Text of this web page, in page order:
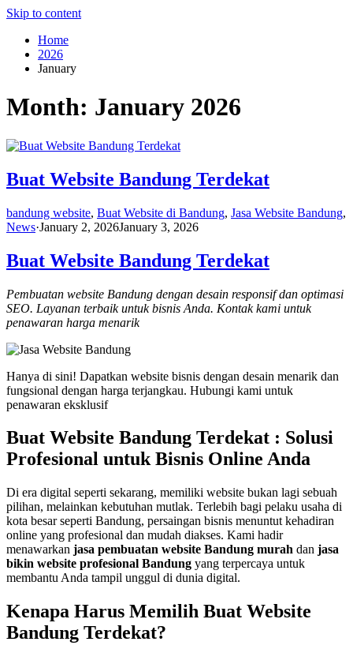
Skip to content
Home
2026
January
Month: January 2026
Buat Website Bandung Terdekat
bandung website, Buat Website di Bandung, Jasa Website Bandung,
News·January 2, 2026January 3, 2026
Buat Website Bandung Terdekat
Pembuatan website Bandung dengan desain responsif dan optimasi
SEO. Layanan terbaik untuk bisnis Anda. Kontak kami untuk
penawaran harga menarik
Hanya di sini! Dapatkan website bisnis dengan desain menarik dan
fungsional dengan harga terjangkau. Hubungi kami untuk
penawaran eksklusif
Buat Website Bandung Terdekat : Solusi
Profesional untuk Bisnis Online Anda
Di era digital seperti sekarang, memiliki website bukan lagi sebuah
pilihan, melainkan kebutuhan mutlak. Terlebih bagi pelaku usaha di
kota besar seperti Bandung, persaingan bisnis menuntut kehadiran
online yang profesional dan mudah diakses. Kami hadir
menawarkan jasa pembuatan website Bandung murah dan jasa
bikin website profesional Bandung yang terpercaya untuk
membantu Anda tampil unggul di dunia digital.
Kenapa Harus Memilih Buat Website
Bandung Terdekat?